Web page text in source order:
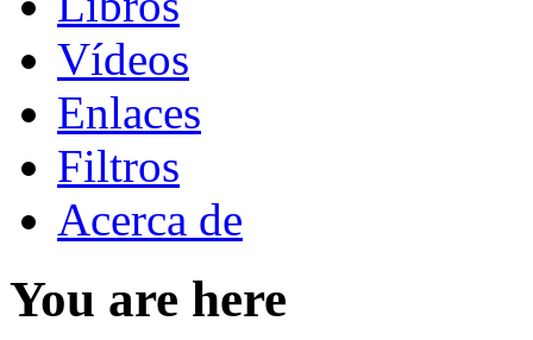
Vídeos
Enlaces
Filtros
Acerca de
You are here